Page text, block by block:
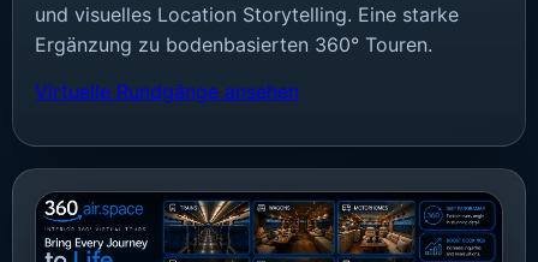
und visuelles Location Storytelling. Eine starke
Ergänzung zu bodenbasierten 360° Touren.
Virtuelle Rundgänge ansehen